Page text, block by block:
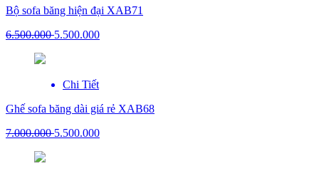
Bộ sofa băng hiện đại XAB71
6.500.0005.500.000
Chi Tiết
Ghế sofa băng dài giá rẻ XAB68
7.000.0005.500.000